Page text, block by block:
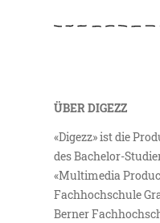
ÜBER DIGEZZ
«Digezz» ist die
des Bachelor-
«Multimedia
Fachhochschule
Berner